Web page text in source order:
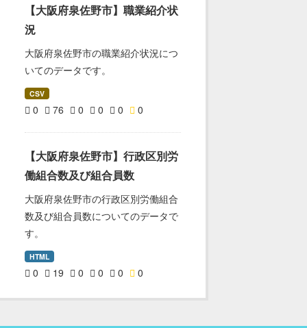
【大阪府泉佐野市】職業紹介状
況
大阪府泉佐野市の職業紹介状況につ
いてのデータです。
CSV
0 76 0 0 0 0
【大阪府泉佐野市】行政区別労
働組合数及び組合員数
大阪府泉佐野市の行政区別労働組合
数及び組合員数についてのデータで
す。
HTML
0 19 0 0 0 0